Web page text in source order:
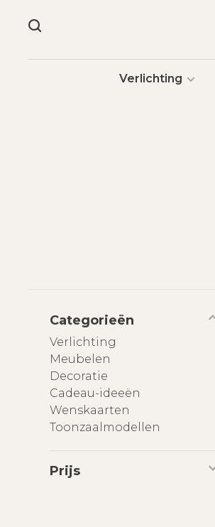
Verlichting
Categorieën
Verlichting
Meubelen
Decoratie
Cadeau-ideeën
Wenskaarten
Toonzaalmodellen
Prijs